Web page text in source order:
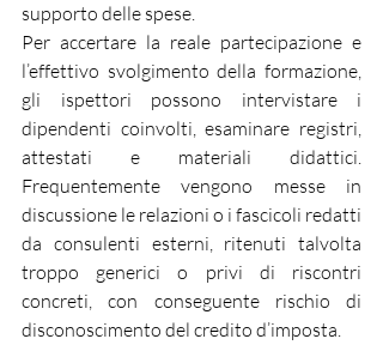
supporto delle spese.
Per accertare la reale partecipazione e
l’effettivo svolgimento della formazione,
gli ispettori possono intervistare i
dipendenti coinvolti, esaminare registri,
attestati e materiali didattici.
Frequentemente vengono messe in
discussione le relazioni o i fascicoli redatti
da consulenti esterni, ritenuti talvolta
troppo generici o privi di riscontri
concreti, con conseguente rischio di
disconoscimento del credito d’imposta.